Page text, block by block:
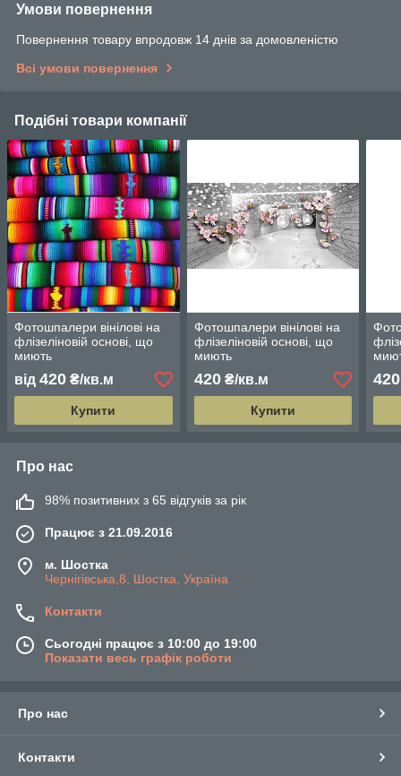
Умови повернення
Повернення товару впродовж 14 днів за домовленістю
Всі умови повернення
Подібні товари компанії
Фотошпалери вінілові на
флізеліновій основі, що
миють
від 420 ₴/кв.м
Купити
Фотошпалери вінілові на
флізеліновій основі, що
миють
420₴/кв.м
Купити
420
Про нас
98% позитивних з 65 відгуків за рік
Працює з 21.09.2016
м. Шостка
Чернігівська,8, Шостка, Україна
Контакти
Сьогодні працює з 10:00 до 19:00
Показати весь графік роботи
Про нас
Контакти